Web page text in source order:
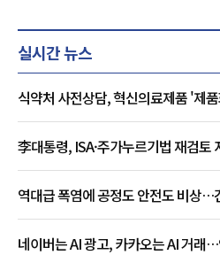
실시간 뉴스
식약처 사전상담, 혁신의료제품 '제
李대통령, ISA·주가누르기법 재검
역대급 폭염에 공정도 안전도 비상…
네이버는 AI 광고, 카카오는 AI 거래